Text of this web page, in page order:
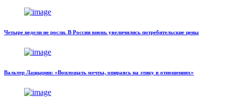
Четыре недели не росли. В России вновь увеличились потребительские цены
Вальтер Лаццарин: «Воплощать мечты, опираясь на этику в отношениях»